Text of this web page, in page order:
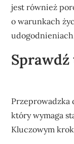
jest również
o warunkach
Sprawdź
Przeprowadzka
który wymaga
Kluczowym